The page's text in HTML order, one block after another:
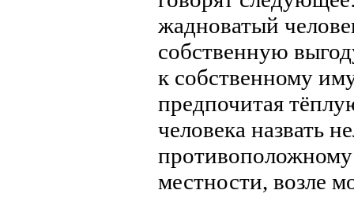
жадноватый
собственную
к собственному
предпочитая
человека назвать
местности, возле